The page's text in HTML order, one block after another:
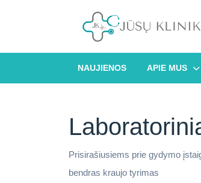
NAUJIENOS APIE MUS
Prisirašiusiems prie gydymo
bendras kraujo tyrimas